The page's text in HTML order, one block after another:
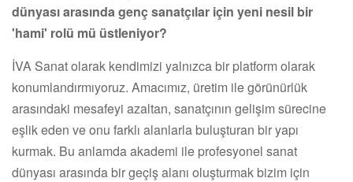
dünyası arasında genç sanatçılar için yeni nesil bir
'hami' rolü mü üstleniyor?
İVA Sanat olarak kendimizi yalnızca bir platform olarak
konumlandırmıyoruz. Amacımız, üretim ile görünürlük
arasındaki mesafeyi azaltan, sanatçının gelişim sürecine
eşlik eden ve onu farklı alanlarla buluşturan bir yapı
kurmak. Bu anlamda akademi ile profesyonel sanat
dünyası arasında bir geçiş alanı oluşturmak bizim için